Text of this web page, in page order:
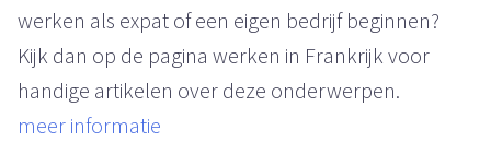
werken als expat of een eigen bedrijf beginnen?
Kijk dan op de pagina werken in Frankrijk voor
handige artikelen over deze onderwerpen.
meer informatie